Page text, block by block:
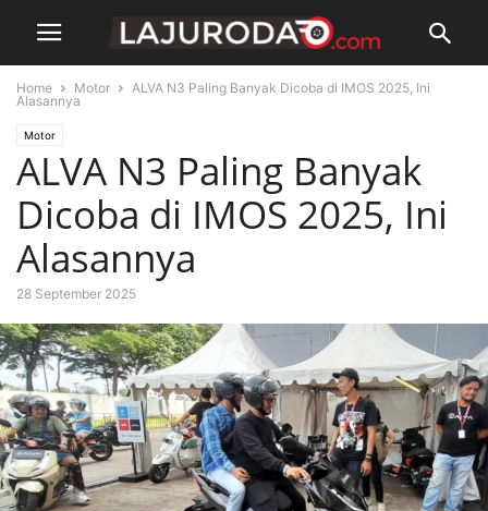
Home Motor
ALVA N3 Paling Banyak Dicoba di IMOS 2025, Ini
Alasannya
Motor
ALVA N3 Paling Banyak
Dicoba di IMOS 2025, Ini
Alasannya
28 September 2025